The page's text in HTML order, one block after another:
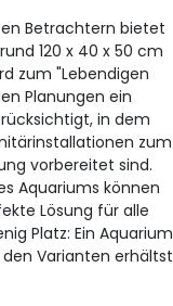
Betrachtern bietet
120 x 40 x 50 cm
zum "Lebendigen
Planungen ein
in dem
zum
vorbereitet sind.
Aquariums können
Lösung für alle
Platz: Ein Aquarium
Varianten erhältst